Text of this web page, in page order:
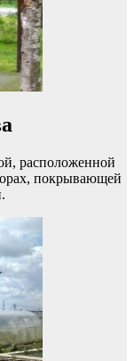
расположенной
покрывающей